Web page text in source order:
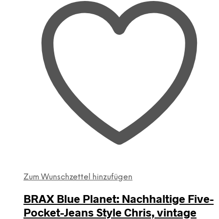
Zum Wunschzettel hinzufügen
BRAX Blue Planet: Nachhaltige Five-
Pocket-Jeans Style Chris, vintage